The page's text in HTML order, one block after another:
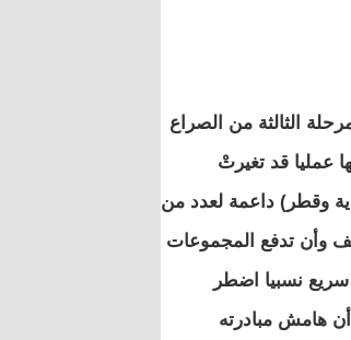
الدولة أواسط 2014 قد أعطى للمرحلة الثالثة من الصراع
عمليا قد تغيرتْ
وقطر) داعمة لعدد من
وأن تدفع المجموعات
نسبيا اضطر
أن هامش مبادرته